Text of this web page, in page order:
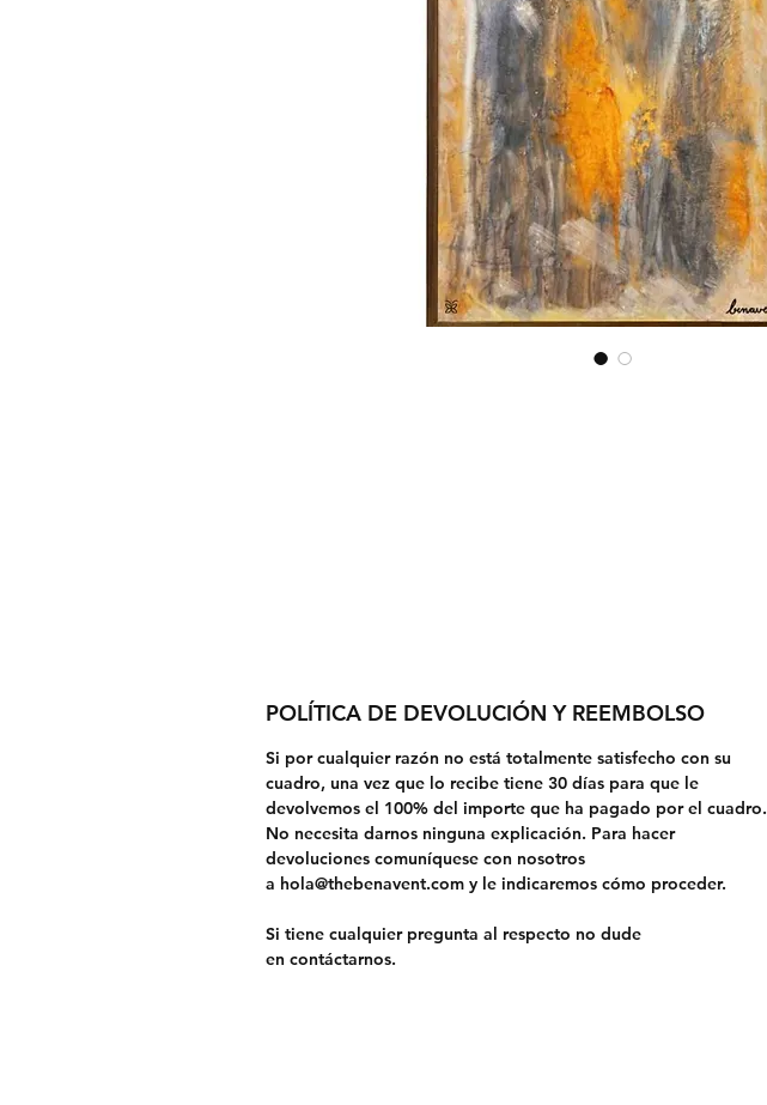
POLÍTICA DE DEVOLUCIÓN Y REEMBOLSO
Si por cualquier razón no está totalmente satisfecho con su
cuadro, una vez que lo recibe tiene 30 días para que le
devolvemos el 100% del importe que ha pagado por el cuadro.
No necesita darnos ninguna explicación. Para hacer
devoluciones comuníquese con nosotros
a hola@thebenavent.com y le indicaremos cómo proceder.
Si tiene cualquier pregunta al respecto no dude
en contáctarnos.